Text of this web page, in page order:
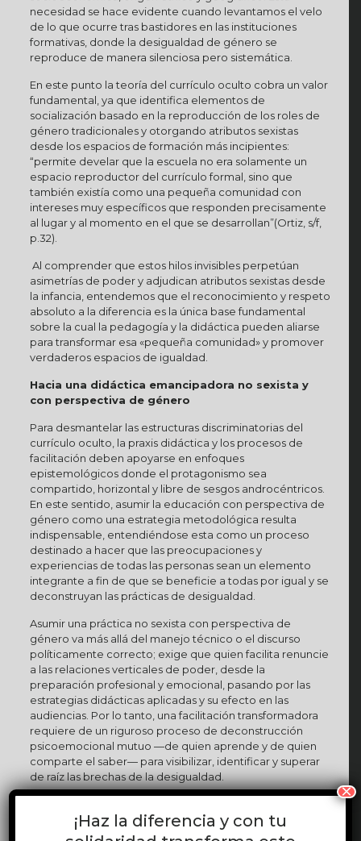
necesidad se hace evidente cuando levantamos el velo
de lo que ocurre tras bastidores en las instituciones
formativas, donde la desigualdad de género se
reproduce de manera silenciosa pero sistemática.
En este punto la teoría del currículo oculto cobra un valor
fundamental, ya que identifica elementos de
socialización basado en la reproducción de los roles de
género tradicionales y otorgando atributos sexistas
desde los espacios de formación más incipientes:
“permite develar que la escuela no era solamente un
espacio reproductor del currículo formal, sino que
también existía como una pequeña comunidad con
intereses muy específicos que responden precisamente
al lugar y al momento en el que se desarrollan”(Ortiz, s/f,
p.32).
Al comprender que estos hilos invisibles perpetúan
asimetrías de poder y adjudican atributos sexistas desde
la infancia, entendemos que el reconocimiento y respeto
absoluto a la diferencia es la única base fundamental
sobre la cual la pedagogía y la didáctica pueden aliarse
para transformar esa «pequeña comunidad» y promover
verdaderos espacios de igualdad.
Hacia una didáctica emancipadora no sexista y
con perspectiva de género
Para desmantelar las estructuras discriminatorias del
currículo oculto, la praxis didáctica y los procesos de
facilitación deben apoyarse en enfoques
epistemológicos donde el protagonismo sea
compartido, horizontal y libre de sesgos androcéntricos.
En este sentido, asumir la educación con perspectiva de
género como una estrategia metodológica resulta
indispensable, entendiéndose esta como un proceso
destinado a hacer que las preocupaciones y
experiencias de todas las personas sean un elemento
integrante a fin de que se beneficie a todas por igual y se
deconstruyan las prácticas de desigualdad.
Asumir una práctica no sexista con perspectiva de
género va más allá del manejo técnico o el discurso
políticamente correcto; exige que quien facilita renuncie
a las relaciones verticales de poder, desde la
preparación profesional y emocional, pasando por las
estrategias didácticas aplicadas y su efecto en las
audiencias. Por lo tanto, una facilitación transformadora
requiere de un riguroso proceso de deconstrucción
psicoemocional mutuo —de quien aprende y de quien
comparte el saber— para visibilizar, identificar y superar
de raíz las brechas de la desigualdad.
un espacio de resistencia frente al mandato patriarcal, la
didáctica se convierte en una práctica cultural
¡Haz la diferencia y con tu
×